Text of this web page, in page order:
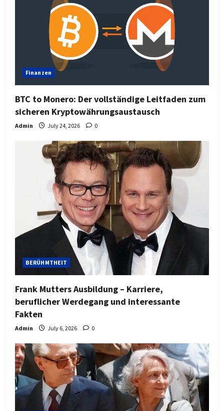
Finanzen
BTC to Monero: Der vollständige Leitfaden zum
sicheren Kryptowährungsaustausch
Admin July 24, 2026 0
BERÜHMTHEIT
Frank Mutters Ausbildung – Karriere,
beruflicher Werdegang und interessante
Fakten
Admin July 6, 2026 0